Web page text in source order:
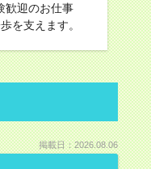
歓迎のお仕事
を支えます。
掲載日：2026.08.06